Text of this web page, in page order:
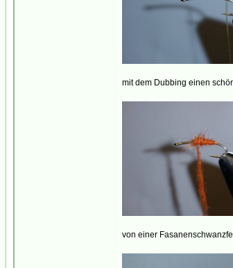
mit dem Dubbing einen
von einer